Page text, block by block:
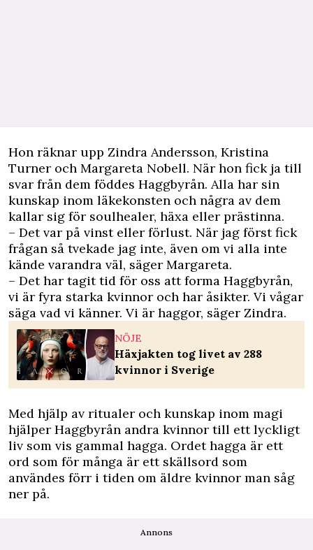
Hon räknar upp Zindra Andersson, Kristina
Turner och Margareta Nobell. När hon fick ja till
svar från dem föddes Haggbyrån. Alla har sin
kunskap inom läkekonsten och några av dem
kallar sig för soulhealer, häxa eller prästinna.
– Det var på vinst eller förlust. När jag först fick
frågan så tvekade jag inte, även om vi alla inte
kände varandra väl, säger Margareta.
– Det har tagit tid för oss att forma Haggbyrån,
vi är fyra starka kvinnor och har åsikter. Vi vågar
säga vad vi känner. Vi är haggor, säger Zindra.
NÖJE
Häxjakten tog livet av 288
kvinnor i Sverige
Med hjälp av ritualer och kunskap inom magi
hjälper Haggbyrån andra kvinnor till ett lyckligt
liv som vis gammal hagga. Ordet hagga är ett
ord som för många är ett skällsord som
användes förr i tiden om äldre kvinnor man såg
ner på.
Annons